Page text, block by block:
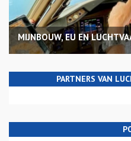
MIJNBOUW, EU EN
PARTNERS VAN